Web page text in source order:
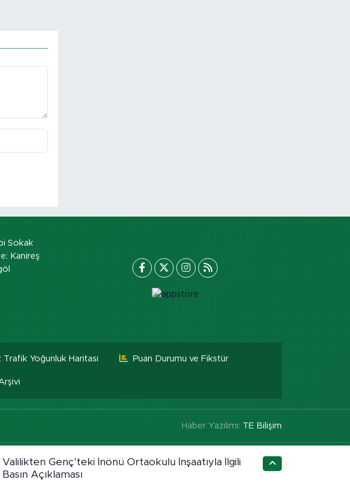
Sokak
Kanireş
Trafik Yoğunluk Haritası Puan Durumu ve Fikstür
Haber Yazılımı: TE Bilişim
Valilikten Genç’teki İnönü Ortaokulu İnşaatıyla İlgili
Basın Açıklaması